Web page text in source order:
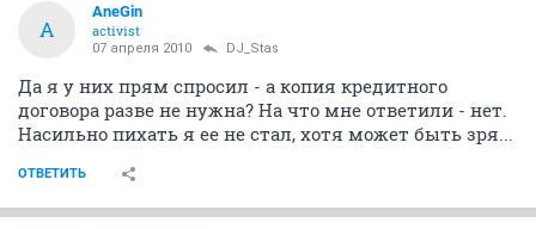
A
AneGin
activist
07 апреля 2010 DJ_Stas
Да я у них прям спросил - а копия кредитного
договора разве не нужна? На что мне ответили - нет.
Насильно пихать я ее не стал, хотя может быть зря...
ОТВЕТИТЬ